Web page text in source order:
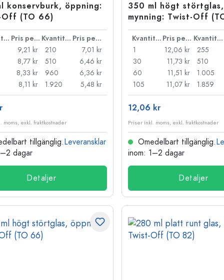
konservburk, öppning:
Off (TO 66)
Kvantitet Pris per styck Kvantitet
Pris per styck
9,21 kr
8,77 kr
8,33 kr
8,11 kr
210
7,01 kr
510
6,46 kr
960
6,36 kr
1.920
5,48 kr
moms, exkl. fraktkostnader
tillgänglig.Leveransklar
dagar
Detaljer
350 ml högt störtglas,
mynning: Twist-Off
Kvantitet Pris per styck
Kvantitet
1
12,06 kr
30
11,73 kr
60
11,51 kr
105
11,07 kr
255
510
1.005
1.859
12,06 kr
Priser inkl. moms, exkl. fraktkostnader
Omedelbart tillgänglig.
inom: 1–2 dagar
Detaljer